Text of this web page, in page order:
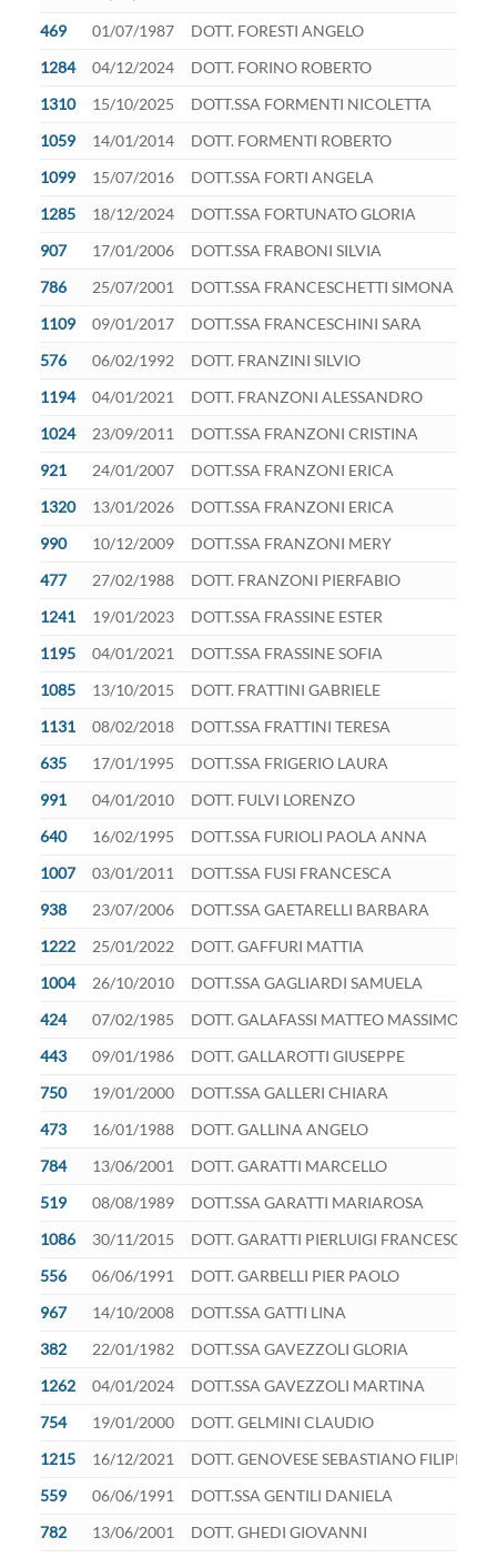
469
01/07/1987
DOTT. FORESTI ANGELO
1284
04/12/2024
DOTT. FORINO ROBERTO
1310
15/10/2025
DOTT.SSA FORMENTI NICOLETTA
1059
14/01/2014
DOTT. FORMENTI ROBERTO
1099
15/07/2016
DOTT.SSA FORTI ANGELA
1285
18/12/2024
DOTT.SSA FORTUNATO GLORIA
907
17/01/2006
DOTT.SSA FRABONI SILVIA
786
25/07/2001
DOTT.SSA FRANCESCHETTI SIMONA
1109
09/01/2017
DOTT.SSA FRANCESCHINI SARA
576
06/02/1992
DOTT. FRANZINI SILVIO
1194
04/01/2021
DOTT. FRANZONI ALESSANDRO
1024
23/09/2011
DOTT.SSA FRANZONI CRISTINA
921
24/01/2007
DOTT.SSA FRANZONI ERICA
1320
13/01/2026
DOTT.SSA FRANZONI ERICA
990
10/12/2009
DOTT.SSA FRANZONI MERY
477
27/02/1988
DOTT. FRANZONI PIERFABIO
1241
19/01/2023
DOTT.SSA FRASSINE ESTER
1195
04/01/2021
DOTT.SSA FRASSINE SOFIA
1085
13/10/2015
DOTT. FRATTINI GABRIELE
1131
08/02/2018
DOTT.SSA FRATTINI TERESA
635
17/01/1995
DOTT.SSA FRIGERIO LAURA
991
04/01/2010
DOTT. FULVI LORENZO
640
16/02/1995
DOTT.SSA FURIOLI PAOLA ANNA
1007
03/01/2011
DOTT.SSA FUSI FRANCESCA
938
23/07/2006
DOTT.SSA GAETARELLI BARBARA
1222
25/01/2022
DOTT. GAFFURI MATTIA
1004
26/10/2010
DOTT.SSA GAGLIARDI SAMUELA
424
07/02/1985
DOTT. GALAFASSI MATTEO MASSIMO
443
09/01/1986
DOTT. GALLAROTTI GIUSEPPE
750
19/01/2000
DOTT.SSA GALLERI CHIARA
473
16/01/1988
DOTT. GALLINA ANGELO
784
13/06/2001
DOTT. GARATTI MARCELLO
519
08/08/1989
DOTT.SSA GARATTI MARIAROSA
1086
30/11/2015
DOTT. GARATTI PIERLUIGI FRANCESCO
556
06/06/1991
DOTT. GARBELLI PIER PAOLO
967
14/10/2008
DOTT.SSA GATTI LINA
382
22/01/1982
DOTT.SSA GAVEZZOLI GLORIA
1262
04/01/2024
DOTT.SSA GAVEZZOLI MARTINA
754
19/01/2000
DOTT. GELMINI CLAUDIO
1215
16/12/2021
DOTT. GENOVESE SEBASTIANO FILIPPO
559
06/06/1991
DOTT.SSA GENTILI DANIELA
782
13/06/2001
DOTT. GHEDI GIOVANNI